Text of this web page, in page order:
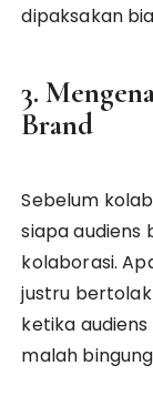
dipaksakan
3.
Brand
Sebelum
siapa audiens
kolaborasi.
justru
ketika audiens
malah